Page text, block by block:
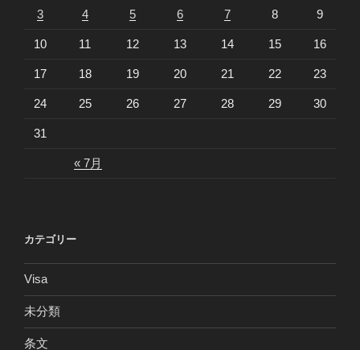
« 7月
3 4 5 6 7 8 9
10 11 12 13 14 15 16
17 18 19 20 21 22 23
24 25 26 27 28 29 30
31
カテゴリー
Visa
未分類
条文